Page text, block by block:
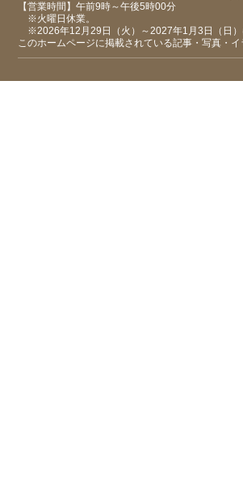
【営業時間】午前9時～午後5時00分
※火曜日休業。
※2026年12月29日（火）～2027年1月3日（日）
このホームページに掲載されている記事・写真・